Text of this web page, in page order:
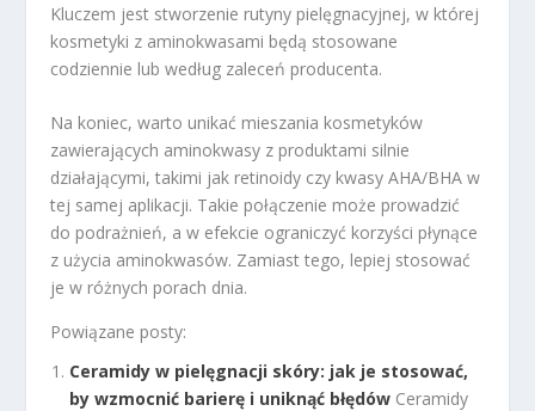
Kluczem jest stworzenie rutyny pielęgnacyjnej, w której
kosmetyki z aminokwasami będą stosowane
codziennie lub według zaleceń producenta.
Na koniec, warto unikać mieszania kosmetyków
zawierających aminokwasy z produktami silnie
działającymi, takimi jak retinoidy czy kwasy AHA/BHA w
tej samej aplikacji. Takie połączenie może prowadzić
do podrażnień, a w efekcie ograniczyć korzyści płynące
z użycia aminokwasów. Zamiast tego, lepiej stosować
je w różnych porach dnia.
Powiązane posty:
Ceramidy w pielęgnacji skóry: jak je stosować,
by wzmocnić barierę i uniknąć błędów Ceramidy